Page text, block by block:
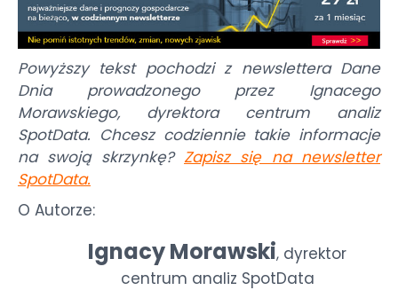
Powyższy tekst pochodzi z newslettera Dane
Dnia prowadzonego przez Ignacego
Morawskiego, dyrektora centrum analiz
SpotData. Chcesz codziennie takie informacje
na swoją skrzynkę? Zapisz się na newsletter
SpotData.
O Autorze:
Ignacy Morawski, dyrektor
centrum analiz SpotData